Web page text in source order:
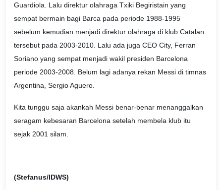
Guardiola. Lalu direktur olahraga Txiki Begiristain yang
sempat bermain bagi Barca pada periode 1988-1995
sebelum kemudian menjadi direktur olahraga di klub Catalan
tersebut pada 2003-2010. Lalu ada juga CEO City, Ferran
Soriano yang sempat menjadi wakil presiden Barcelona
periode 2003-2008. Belum lagi adanya rekan Messi di timnas
Argentina, Sergio Aguero.
Kita tunggu saja akankah Messi benar-benar menanggalkan
seragam kebesaran Barcelona setelah membela klub itu
sejak 2001 silam.
(Stefanus/IDWS)